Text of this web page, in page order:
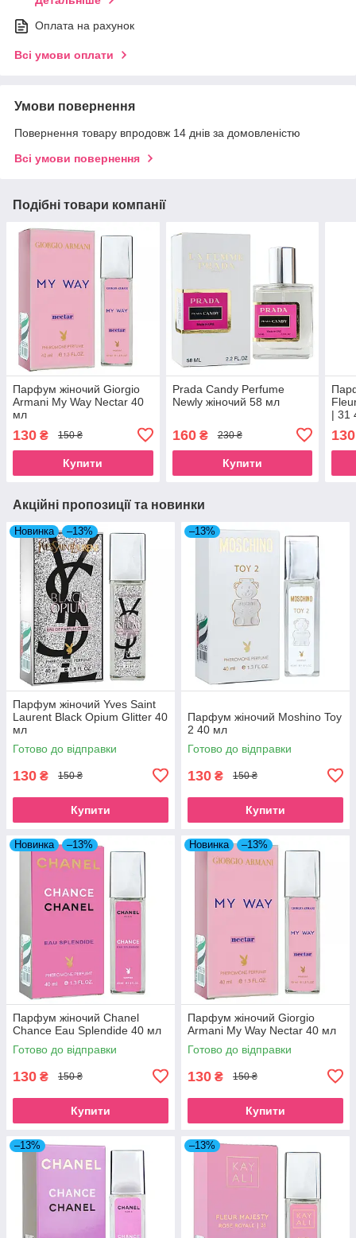
Оплата на рахунок
Всі умови оплати
Умови повернення
Повернення товару впродовж 14 днів за домовленістю
Всі умови повернення
Подібні товари компанії
Парфум жіночий Giorgio
Armani My Way Nectar 40
мл
130 ₴ 150 ₴
Купити
Prada Candy Perfume
Newly жіночий 58 мл
160₴ 230 ₴
Купити
| 31
130
Акційні пропозиції та новинки
Новинка –13%
Парфум жіночий Yves Saint
Laurent Black Opium Glitter 40
мл
Готово до відправки
130 ₴ 150 ₴
Купити
–13%
Парфум жіночий Moshino Toy
2 40 мл
Готово до відправки
130 ₴ 150 ₴
Купити
Новинка –13%
Парфум жіночий Chanel
Chance Eau Splendide 40 мл
Готово до відправки
130 ₴ 150 ₴
Купити
Новинка –13%
Парфум жіночий Giorgio
Armani My Way Nectar 40 мл
Готово до відправки
130 ₴ 150 ₴
Купити
–13% –13%